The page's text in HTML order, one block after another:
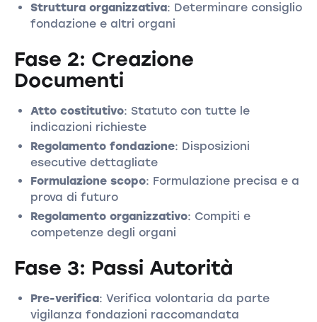
Struttura organizzativa: Determinare consiglio
fondazione e altri organi
Fase 2: Creazione
Documenti
Atto costitutivo: Statuto con tutte le
indicazioni richieste
Regolamento fondazione: Disposizioni
esecutive dettagliate
Formulazione scopo: Formulazione precisa e a
prova di futuro
Regolamento organizzativo: Compiti e
competenze degli organi
Fase 3: Passi Autorità
Pre-verifica: Verifica volontaria da parte
vigilanza fondazioni raccomandata